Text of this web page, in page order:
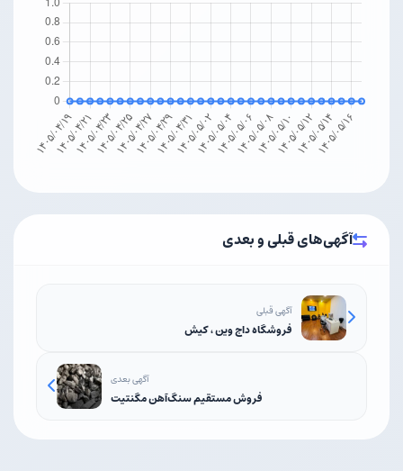
آگهی‌های قبلی و بعدی
آگهی قبلی
فروشگاه داج وین ، کیش
آگهی بعدی
فروش مستقیم سنگ‌آهن مگنتیت